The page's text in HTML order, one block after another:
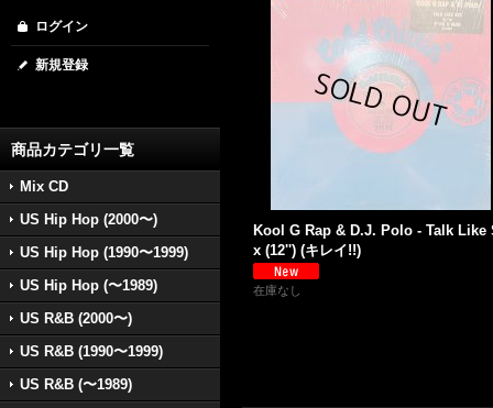
ログイン
新規登録
商品カテゴリ一覧
Mix CD
US Hip Hop (2000〜)
US Hip Hop (1990〜1999)
US Hip Hop (〜1989)
US R&B (2000〜)
US R&B (1990〜1999)
US R&B (〜1989)
Kool G Rap & D.J. Polo - Talk Like
x (12'') (キレイ!!)
在庫なし